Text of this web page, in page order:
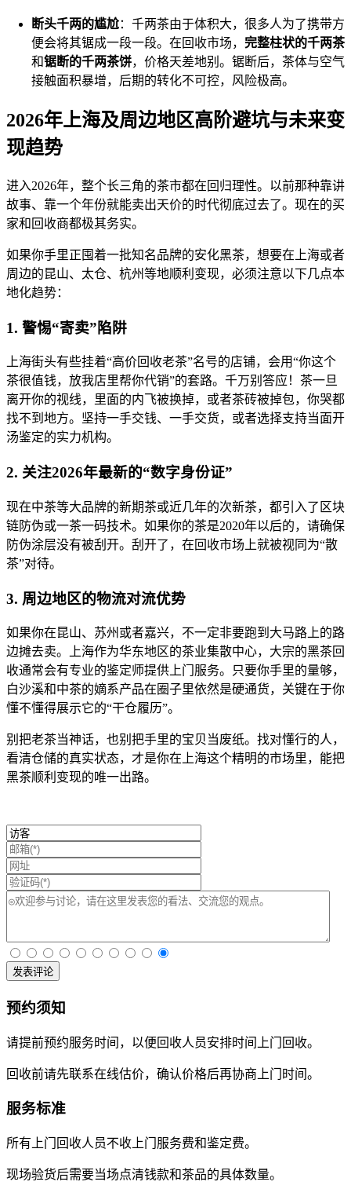
断头千两的尴尬：千两茶由于体积大，很多人为了携带方
便会将其锯成一段一段。在回收市场， 完整柱状的千两茶
和锯断的千两茶饼，价格天差地别。锯断后，茶体与空气
接触面积暴增，后期的转化不可控，风险极高。
2026年上海及周边地区高阶避坑与未来变
现趋势
进入2026年，整个长三角的茶市都在回归理性。以前那种靠讲
故事、靠一个年份就能卖出天价的时代彻底过去了。现在的买
家和回收商都极其务实。
如果你手里正囤着一批知名品牌的安化黑茶，想要在上海或者
周边的昆山、太仓、杭州等地顺利变现，必须注意以下几点本
地化趋势：
1. 警惕“寄卖”陷阱
上海街头有些挂着“高价回收老茶”名号的店铺，会用“你这个
茶很值钱，放我店里帮你代销”的套路。千万别答应！茶一旦
离开你的视线，里面的内飞被换掉，或者茶砖被掉包，你哭都
找不到地方。坚持一手交钱、一手交货，或者选择支持当面开
汤鉴定的实力机构。
2. 关注2026年最新的“数字身份证”
现在中茶等大品牌的新期茶或近几年的次新茶，都引入了区块
链防伪或一茶一码技术。如果你的茶是2020年以后的，请确保
防伪涂层没有被刮开。刮开了，在回收市场上就被视同为“散
茶”对待。
3. 周边地区的物流对流优势
如果你在昆山、苏州或者嘉兴，不一定非要跑到大马路上的路
边摊去卖。上海作为华东地区的茶业集散中心，大宗的黑茶回
收通常会有专业的鉴定师提供上门服务。只要你手里的量够，
白沙溪和中茶的嫡系产品在圈子里依然是硬通货，关键在于你
懂不懂得展示它的“干仓履历”。
别把老茶当神话，也别把手里的宝贝当废纸。找对懂行的人，
看清仓储的真实状态，才是你在上海这个精明的市场里，能把
黑茶顺利变现的唯一出路。
发表评论
预约须知
请提前预约服务时间，以便回收人员安排时间上门回收。
回收前请先联系在线估价，确认价格后再协商上门时间。
服务标准
所有上门回收人员不收上门服务费和鉴定费。
现场验货后需要当场点清钱款和茶品的具体数量。